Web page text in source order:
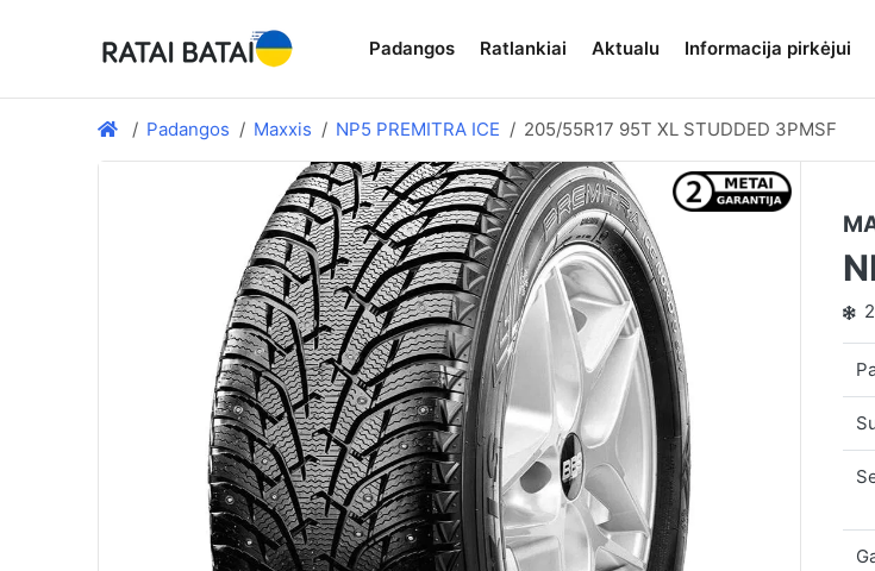
Padangos Ratlankiai Aktualu Informacija pirkėjui
Padangos Maxxis NP5 PREMITRA ICE 205/55R17 95T XL STUDDED 3PMSF